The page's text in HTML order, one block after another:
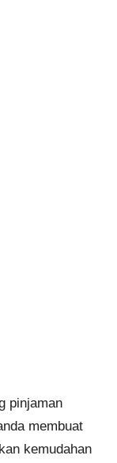
pinjaman
membuat
kemudahan